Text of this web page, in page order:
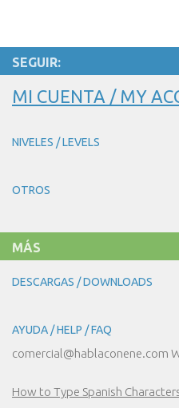
SEGUIR:
MI CUENTA / MY
NIVELES / LEVELS
OTROS
MÁS
DESCARGAS / DOWNLOADS
AYUDA / HELP / FAQ
comercial@hablaconene.com
How to Type Spanish